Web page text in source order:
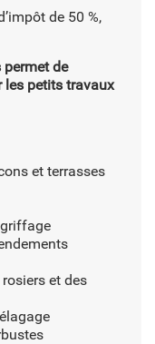
de 50 %,
permet de
les petits travaux
et terrasses
et des